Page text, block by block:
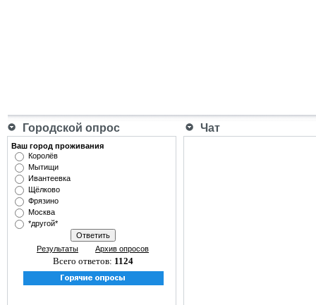
Городской опрос Чат
Ваш город проживания
Королёв
Мытищи
Ивантеевка
Щёлково
Фрязино
Москва
*другой*
Результаты Архив опросов
Всего ответов: 1124